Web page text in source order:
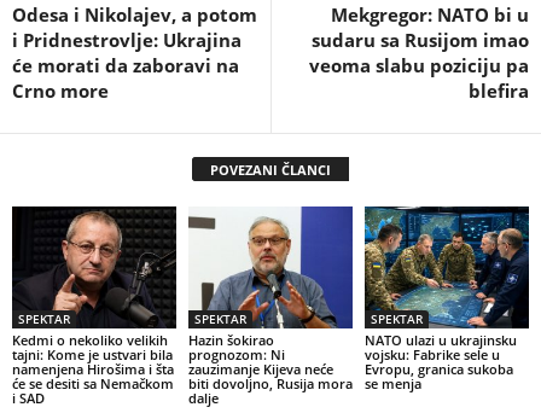
Odesa i Nikolajev, a potom
i Pridnestrovlje: Ukrajina
će morati da zaboravi na
Crno more
Mekgregor: NATO bi u
sudaru sa Rusijom imao
veoma slabu poziciju pa
blefira
POVEZANI ČLANCI
SPEKTAR
Kedmi o nekoliko velikih
tajni: Kome je ustvari bila
namenjena Hirošima i šta
će se desiti sa Nemačkom
i SAD
SPEKTAR
Hazin šokirao
prognozom: Ni
zauzimanje Kijeva neće
biti dovoljno, Rusija mora
dalje
SPEKTAR
NATO ulazi u ukrajinsku
vojsku: Fabrike sele u
Evropu, granica sukoba
se menja